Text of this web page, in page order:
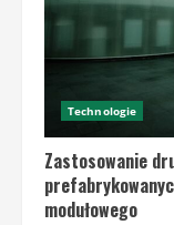
Technologie
Zastosowanie
modułowego